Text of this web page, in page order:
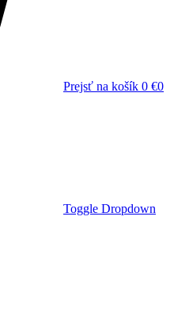
Prejsť na košík 0 €0
Toggle Dropdown